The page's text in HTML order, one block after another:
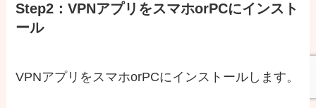
Step2：VPNアプリをスマホorPCにインスト
ール
VPNアプリをスマホorPCにインストールします。